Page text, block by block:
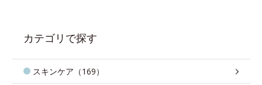
カテゴリで探す
スキンケア（169）